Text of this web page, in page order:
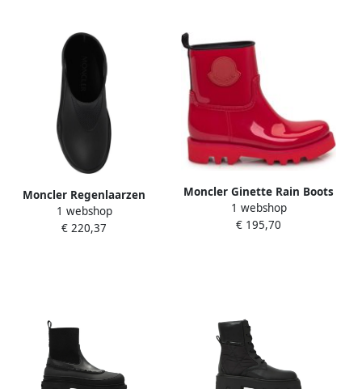
Moncler Regenlaarzen
Waterdicht Instap Ronde
Neus Black Dames
1 webshop
€ 220,37
Moncler Ginette Rain Boots
Rood Dames
1 webshop
€ 195,70